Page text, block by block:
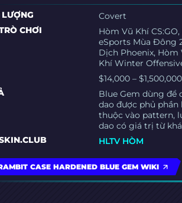
Covert
CHƠI
Hòm Vũ Khí
eSports Mùa Đông
Dịch Phoenix, Hòm
Khí Winter
$14,000 – $1,500,000
Blue Gem dùng để
dao được phủ
thuộc vào pattern,
dao có giá trị từ
HLTV HÒM
CASE HARDENED BLUE GEM WIKI